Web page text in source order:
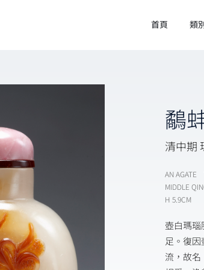
首頁 類
鷸
清中期
AN AGATE
MIDDLE
H 5.9CM
壺白瑪
足。復
流，故